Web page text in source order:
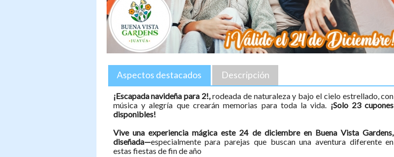
Aspectos destacados Descripción
¡Escapada navideña para 2!, rodeada de naturaleza y bajo el cielo estrellado, con
música y alegría que crearán memorias para toda la vida. ¡Solo 23 cupones
disponibles!
Vive una experiencia mágica este 24 de diciembre en Buena Vista Gardens,
diseñada—especialmente para parejas que buscan una aventura diferente en
estas fiestas de fin de año